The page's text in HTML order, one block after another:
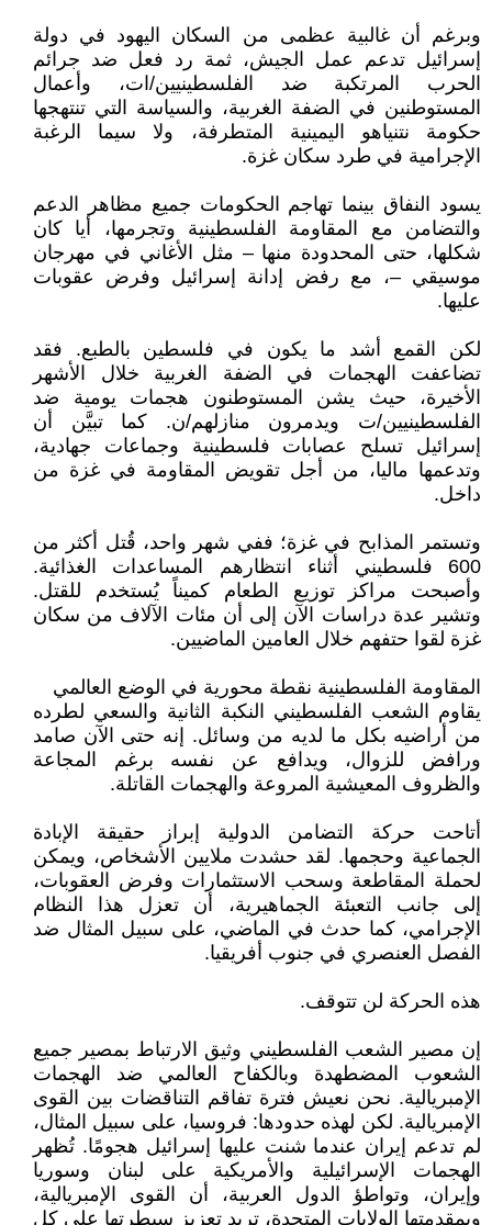
وبرغم أن غالبية عظمى من السكان اليهود في دولة
إسرائيل تدعم عمل الجيش، ثمة رد فعل ضد جرائم
الحرب المرتكبة ضد الفلسطينيين/ات، وأعمال
المستوطنين في الضفة الغربية، والسياسة التي تنتهجها
حكومة نتنياهو اليمينية المتطرفة، ولا سيما الرغبة
الإجرامية في طرد سكان غزة.
يسود النفاق بينما تهاجم الحكومات جميع مظاهر الدعم
والتضامن مع المقاومة الفلسطينية وتجرمها، أيا كان
شكلها، حتى المحدودة منها – مثل الأغاني في مهرجان
موسيقي –، مع رفض إدانة إسرائيل وفرض عقوبات
عليها.
لكن القمع أشد ما يكون في فلسطين بالطبع. فقد
تضاعفت الهجمات في الضفة الغربية خلال الأشهر
الأخيرة، حيث يشن المستوطنون هجمات يومية ضد
الفلسطينيين/ت ويدمرون منازلهم/ن. كما تبيَّن أن
إسرائيل تسلح عصابات فلسطينية وجماعات جهادية،
وتدعمها ماليا، من أجل تقويض المقاومة في غزة من
داخل.
وتستمر المذابح في غزة؛ ففي شهر واحد، قُتل أكثر من
600 فلسطيني أثناء انتظارهم المساعدات الغذائية.
وأصبحت مراكز توزيع الطعام كميناً يُستخدم للقتل.
وتشير عدة دراسات الآن إلى أن مئات الآلاف من سكان
غزة لقوا حتفهم خلال العامين الماضيين.
المقاومة الفلسطينية نقطة محورية في الوضع العالمي
يقاوم الشعب الفلسطيني النكبة الثانية والسعي لطرده
من أراضيه بكل ما لديه من وسائل. إنه حتى الآن صامد
ورافض للزوال، ويدافع عن نفسه برغم المجاعة
والظروف المعيشية المروعة والهجمات القاتلة.
أتاحت حركة التضامن الدولية إبراز حقيقة الإبادة
الجماعية وحجمها. لقد حشدت ملايين الأشخاص، ويمكن
لحملة المقاطعة وسحب الاستثمارات وفرض العقوبات،
إلى جانب التعبئة الجماهيرية، أن تعزل هذا النظام
الإجرامي، كما حدث في الماضي، على سبيل المثال ضد
الفصل العنصري في جنوب أفريقيا.
هذه الحركة لن تتوقف.
إن مصير الشعب الفلسطيني وثيق الارتباط بمصير جميع
الشعوب المضطهدة وبالكفاح العالمي ضد الهجمات
الإمبريالية. نحن نعيش فترة تفاقم التناقضات بين القوى
الإمبريالية. لكن لهذه حدودها: فروسيا، على سبيل المثال،
لم تدعم إيران عندما شنت عليها إسرائيل هجومًا. تُظهر
الهجمات الإسرائيلية والأمريكية على لبنان وسوريا
وإيران، وتواطؤ الدول العربية، أن القوى الإمبريالية،
وبمقدمتها الولايات المتحدة، تريد تعزيز سيطرتها على كل